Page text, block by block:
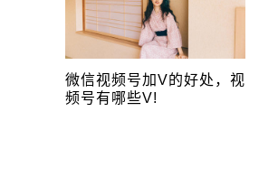
微信视频号加V的好处，视
频号有哪些V!